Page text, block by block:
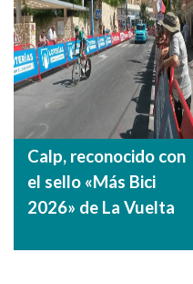
Calp, reconocido con
el sello «Más Bici
2026» de La Vuelta